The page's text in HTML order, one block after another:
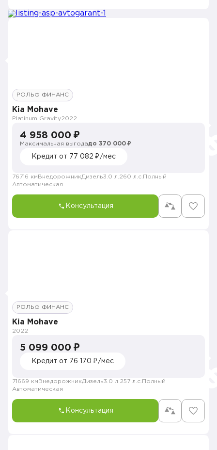
РОЛЬФ ФИНАНС
Kia Mohave
Platinum Gravity2022
4 958 000 ₽
Максимальная выгодадо 370 000 ₽
Кредит от 77 082 ₽/мес
76716 км ВнедорожникДизель3.0 л. 260 л.с. Полный
Автоматическая
Консультация
РОЛЬФ ФИНАНС
Kia Mohave
2022
5 099 000 ₽
Кредит от 76 170 ₽/мес
71669 км ВнедорожникДизель3.0 л. 257 л.с. Полный
Автоматическая
Консультация